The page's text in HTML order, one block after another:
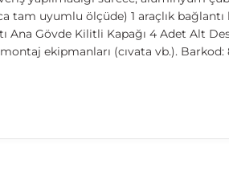
tam uyumlu ölçüde) 1 araçlık
Ana Gövde Kilitli Kapağı 4 Adet Alt
ekipmanları (cıvata vb.). Barkod: